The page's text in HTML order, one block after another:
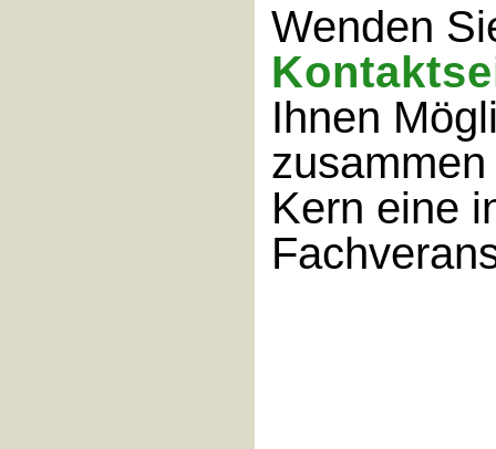
Wenden
Ihnen
Kern eine